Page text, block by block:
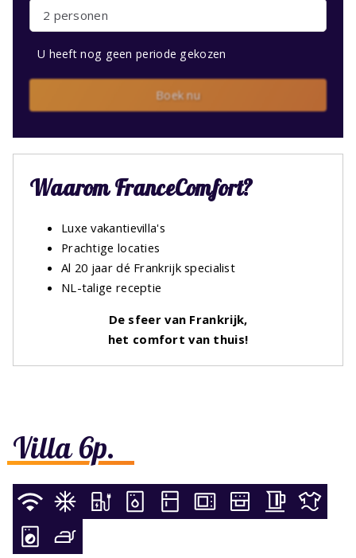
Villa 6p.
2 personen
U heeft nog geen periode gekozen
Boek nu
Waarom FranceComfort?
Luxe vakantievilla's
Prachtige locaties
Al 20 jaar dé Frankrijk specialist
NL-talige receptie
De sfeer van Frankrijk,
het comfort van thuis!